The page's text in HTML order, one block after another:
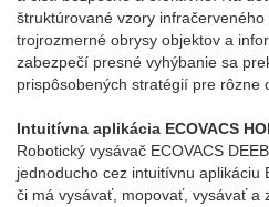
štruktúrované vzory
trojrozmerné obrysy objektov a
zabezpečí presné vyhýbanie sa
prispôsobených stratégií pre rôzne
Intuitívna aplikácia ECOVACS
Robotický vysávač ECOVACS
jednoducho cez intuitívnu aplikáciu
či má vysávať, mopovať, vysávať a